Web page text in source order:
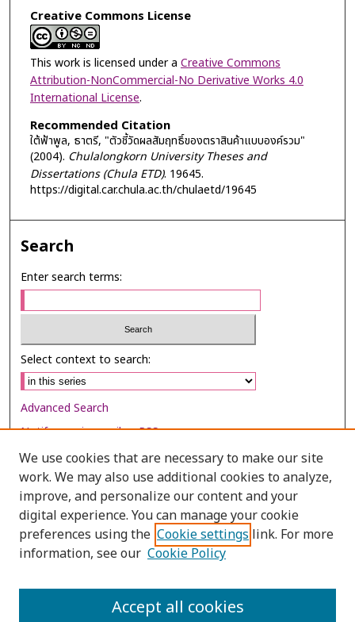
Creative Commons License
This work is licensed under a Creative Commons
Attribution-NonCommercial-No Derivative Works 4.0
International License.
Recommended Citation
ใต้ฟ้าพูล, ธาตรี, "ตัวชี้วัดผลสัมฤทธิ์ของตราสินค้าแบบองค์รวม"
(2004). Chulalongkorn University Theses and
Dissertations (Chula ETD). 19645.
https://digital.car.chula.ac.th/chulaetd/19645
Search
Enter search terms:
Select context to search:
Advanced Search
Notify me via email orRSS
Browse
Collections
Disciplines
Authors
We use cookies that are necessary to make our site
work. We may also use additional cookies to analyze,
improve, and personalize our content and your
digital experience. You can manage your cookie
preferences using the Cookie settings link. For more
information, see our Cookie Policy
Accept all cookies